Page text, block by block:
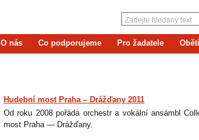
O nás Co podporujeme Pro žadatele
Hudební most Praha – Drážďany 2011
Od roku 2008 pořádá orchestr a vokální ansámbl
most Praha — Drážďany.